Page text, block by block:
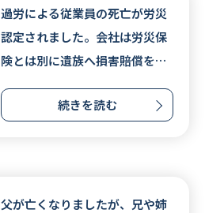
過労による従業員の死亡が労災
認定されました。会社は労災保
険とは別に遺族へ損害賠償をし
続きを読む
父が亡くなりましたが、兄や姉